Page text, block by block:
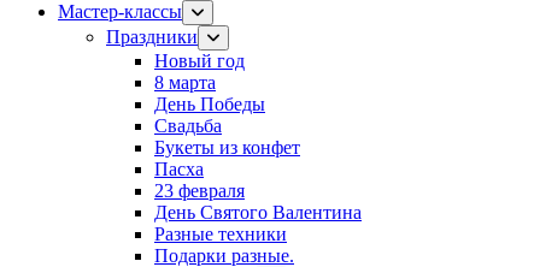
Мастер-классы
Праздники
Новый год
8 марта
День Победы
Свадьба
Букеты из конфет
Пасха
23 февраля
День Святого Валентина
Разные техники
Подарки разные.